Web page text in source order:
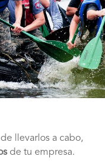
llevarlos a cabo,
de tu empresa.